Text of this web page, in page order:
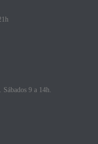
9 a 14h.